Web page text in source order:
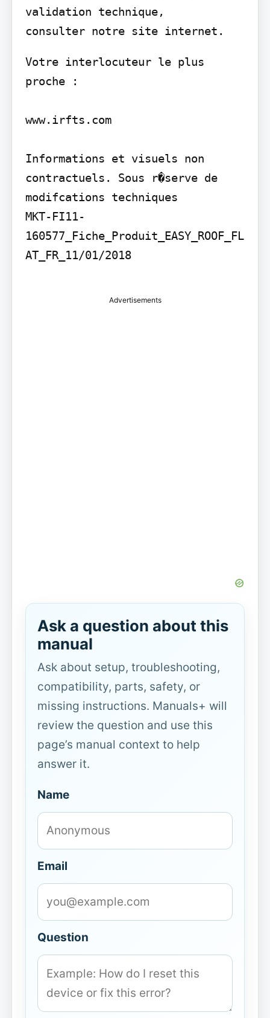
validation technique,
Votre interlocuteur le plus
proche :
www.irfts.com
Informations et visuels non
contractuels. Sous r�serve de
modifcations techniques
MKT-FI11-
160577_Fiche_Produit_EASY_ROOF_FL
AT_FR_11/01/2018
Advertisements
Ask a question about this
manual
Ask about setup, troubleshooting,
compatibility, parts, safety, or
missing instructions. Manuals+ will
review the question and use this
page’s manual context to help
answer it.
Name
Email
Question